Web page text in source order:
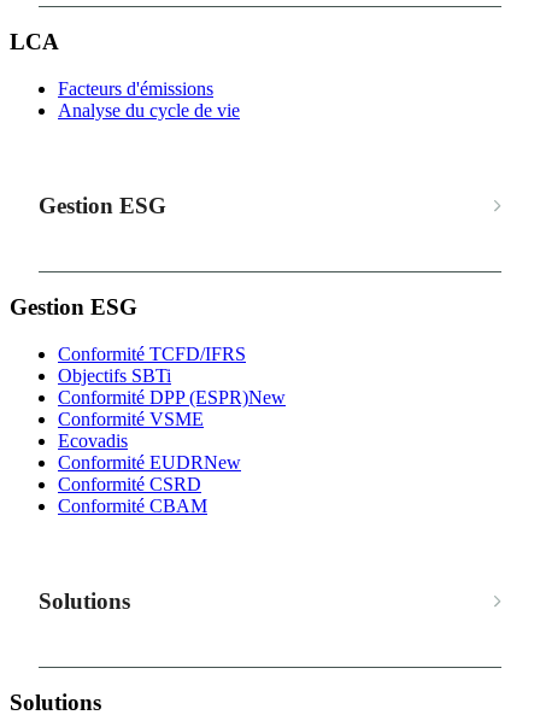
LCA
Facteurs d'émissions
Analyse du cycle de vie
Gestion ESG
Gestion ESG
Conformité TCFD/IFRS
Objectifs SBTi
Conformité DPP (ESPR)New
Conformité VSME
Ecovadis
Conformité EUDRNew
Conformité CSRD
Conformité CBAM
Solutions
Solutions